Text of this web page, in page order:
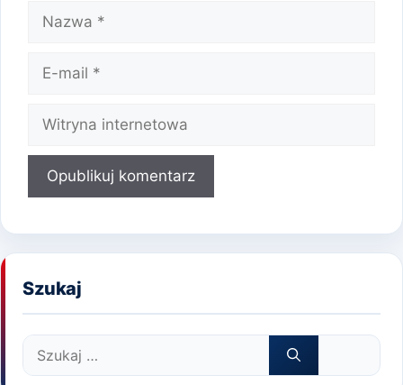
Nazwa
Witryna
Szukaj
Szukaj: